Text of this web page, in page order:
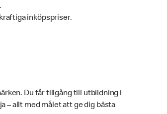
inköpspriser.
Du får tillgång till utbildning i
– allt med målet att ge dig bästa